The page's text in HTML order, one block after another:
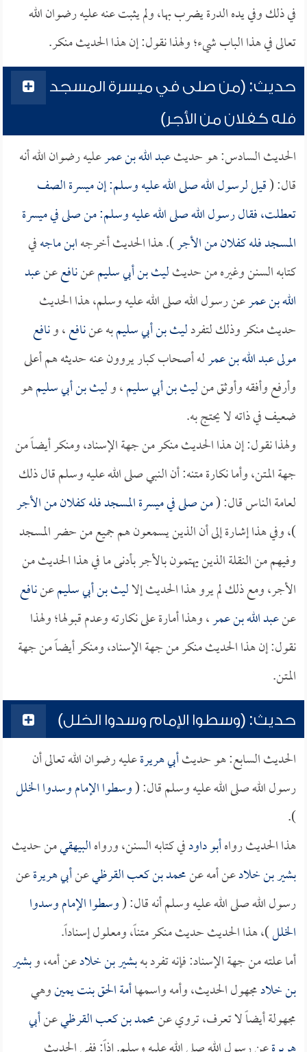
في ذلك وفي يده الدرة يضرب بها، ولم يثبت عنه عليه رضوان الله
تعالى في هذا الباب شيء؛ ولهذا نقول: إن هذا الحديث منكر.
حديث: (من صلى في ميسرة المسجد
فله كفلان من الأجر)
الحديث السادس: هو حديثعبد الله بن عمرعليه رضوان الله أنه
قال: (قيل لرسول الله صلى الله عليه وسلم: إن ميسرة الصف
تعطلت، فقال رسول الله صلى الله عليه وسلم: من صلى في ميسرة
المسجد فله كفلان من الأجر). هذا الحديث أخرجهابن ماجهفي
كتابه السنن وغيره من حديثليث بن أبي سليمعننافععنعبد
الله بن عمرعن رسول الله صلى الله عليه وسلم، هذا الحديث
حديث منكر وذلك لتفردليث بن أبي سليمبه عننافع، ونافع
مولى عبد الله بن عمرله أصحاب كبار يروون عنه حديثه هم أعلى
وأرفع وأفقه وأوثق منليث بن أبي سليم، وليث بن أبي سليمهو
ضعيف في ذاته لا يحتج به.
ولهذا نقول: إن هذا الحديث منكر من جهة الإسناد، ومنكر أيضاً من
جهة المتن، وأما نكارة متنه: أن النبي صلى الله عليه وسلم قال ذلك
لعامة الناس قال: (من صلى في ميسرة المسجد فله كفلان من الأجر
)، وفي هذا إشارة إلى أن الذين يسمعون هم جميع من حضر المسجد
وفيهم من النقلة الذين يهتمون بالأجر بأدنى ما في هذا الحديث من
الأجر، ومع ذلك لم يرو هذا الحديث إلاليث بن أبي سليمعننافع
عنعبد الله بن عمر، وهذا أمارة على نكارته وعدم قبولها؛ ولهذا
نقول: إن هذا الحديث منكر من جهة الإسناد، ومنكر أيضاً من جهة
المتن.
حديث: (وسطوا الإمام وسدوا الخلل)
الحديث السابع: هو حديثأبي هريرةعليه رضوان الله تعالى أن
رسول الله صلى الله عليه وسلم قال: (وسطوا الإمام وسدوا الخلل
).
هذا الحديث رواهأبو داودفي كتابه السنن، ورواهالبيهقيمن حديث
بشير بن خلادعن أمه عنمحمد بن كعب القرظيعنأبي هريرةعن
رسول الله صلى الله عليه وسلم أنه قال: (وسطوا الإمام وسدوا
الخلل)، هذا الحديث حديث منكر متناً، ومعلول إسناداً.
أما علته من جهة الإسناد: فإنه تفرد بهبشير بن خلادعن أمه، وبشير
بن خلادمجهول الحديث، وأمه واسمهاأمة الحق بنت يمينوهي
مجهولة أيضاً لا تعرف، تروي عنمحمد بن كعب القرظيعنأبي